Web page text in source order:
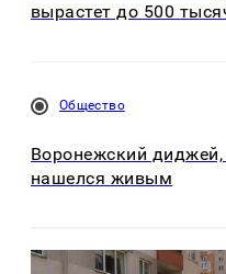
вырастет до 500
Общество
Воронежский
нашелся живым